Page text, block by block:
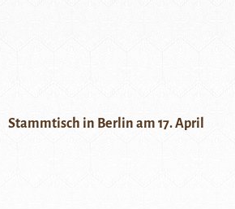
Stammtisch in Berlin am 17. April